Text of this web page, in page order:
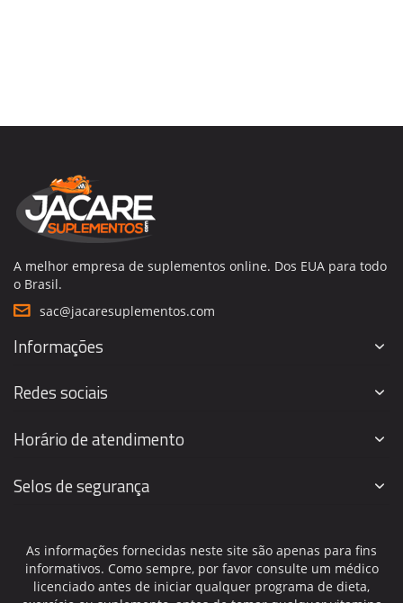
A melhor empresa de suplementos online. Dos EUA para todo
o Brasil.
sac@jacaresuplementos.com
Informações
Redes sociais
Horário de atendimento
Selos de segurança
As informações fornecidas neste site são apenas para fins
informativos. Como sempre, por favor consulte um médico
licenciado antes de iniciar qualquer programa de dieta,